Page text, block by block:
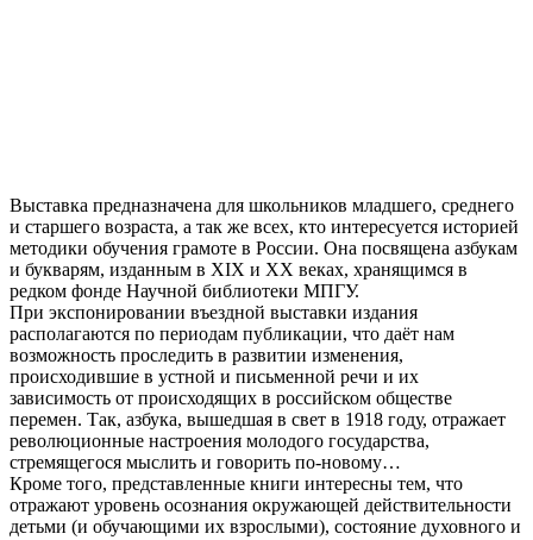
Выставка предназначена для школьников младшего, среднего
и старшего возраста, а так же всех, кто интересуется историей
методики обучения грамоте в России. Она посвящена азбукам
и букварям, изданным в XIX и ХХ веках, хранящимся в
редком фонде Научной библиотеки МПГУ.
При экспонировании въездной выставки издания
располагаются по периодам публикации, что даёт нам
возможность проследить в развитии изменения,
происходившие в устной и письменной речи и их
зависимость от происходящих в российском обществе
перемен. Так, азбука, вышедшая в свет в 1918 году, отражает
революционные настроения молодого государства,
стремящегося мыслить и говорить по-новому…
Кроме того, представленные книги интересны тем, что
отражают уровень осознания окружающей действительности
детьми (и обучающими их взрослыми), состояние духовного и